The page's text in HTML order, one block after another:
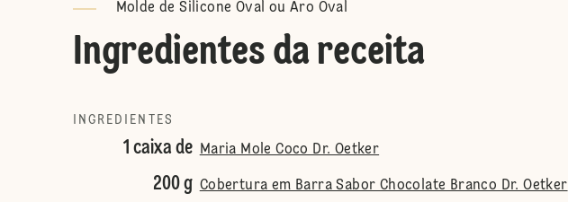
Molde de Silicone Oval ou Aro Oval
Ingredientes da receita
INGREDIENTES
1 caixa de Maria Mole Coco Dr. Oetker
200 g Cobertura em Barra Sabor Chocolate Branco Dr. Oetker